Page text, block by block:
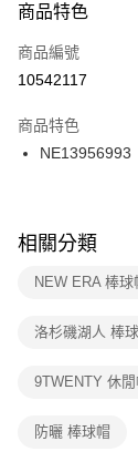
３．安心：先確認
【「AFTEE先享後
１．於結帳方式選
２．訂單成立數日
３．收到繳費通知
ATM／網路銀行／
※ 交易是否成功請
是否繳費成功／繳
客戶支援中心」
１．透過由恩沛
權轉讓予恩沛科
３．未成年的使
每筆NT$100，
宅配
每筆NT$100，
付款後門市自取
每筆NT$100，
商品特色
商品編號
10542117
商品特色
NE13956993
相關分類
NEW ERA 棒球
洛杉磯湖人 棒
9TWENTY 休閒
防曬 棒球帽